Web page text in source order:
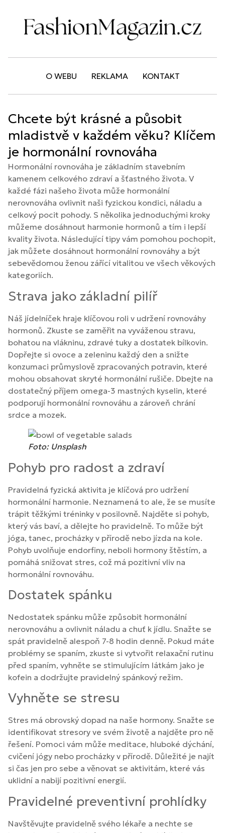
O WEBU REKLAMA KONTAKT
Chcete být krásné a působit
mladistvě v každém věku? Klíčem
je hormonální rovnováha
Hormonální rovnováha je základním stavebním
kamenem celkového zdraví a šťastného života. V
každé fázi našeho života může hormonální
nerovnováha ovlivnit naši fyzickou kondici, náladu a
celkový pocit pohody. S několika jednoduchými kroky
můžeme dosáhnout harmonie hormonů a tím i lepší
kvality života. Následující tipy vám pomohou pochopit,
jak můžete dosáhnout hormonální rovnováhy a být
sebevědomou ženou zářící vitalitou ve všech věkových
kategoriích.
Strava jako základní pilíř
Náš jídelníček hraje klíčovou roli v udržení rovnováhy
hormonů. Zkuste se zaměřit na vyváženou stravu,
bohatou na vlákninu, zdravé tuky a dostatek bílkovin.
Dopřejte si ovoce a zeleninu každý den a snižte
konzumaci průmyslově zpracovaných potravin, které
mohou obsahovat skryté hormonální rušiče. Dbejte na
dostatečný příjem omega-3 mastných kyselin, které
podporují hormonální rovnováhu a zároveň chrání
srdce a mozek.
Foto: Unsplash
Pohyb pro radost a zdraví
Pravidelná fyzická aktivita je klíčová pro udržení
hormonální harmonie. Neznamená to ale, že se musíte
trápit těžkými tréninky v posilovně. Najděte si pohyb,
který vás baví, a dělejte ho pravidelně. To může být
jóga, tanec, procházky v přírodě nebo jízda na kole.
Pohyb uvolňuje endorfiny, neboli hormony štěstím, a
pomáhá snižovat stres, což má pozitivní vliv na
hormonální rovnováhu.
Dostatek spánku
Nedostatek spánku může způsobit hormonální
nerovnováhu a ovlivnit náladu a chuť k jídlu. Snažte se
spát pravidelně alespoň 7-8 hodin denně. Pokud máte
problémy se spaním, zkuste si vytvořit relaxační rutinu
před spaním, vyhněte se stimulujícím látkám jako je
kofein a dodržujte pravidelný spánkový režim.
Vyhněte se stresu
Stres má obrovský dopad na naše hormony. Snažte se
identifikovat stresory ve svém životě a najděte pro ně
řešení. Pomoci vám může meditace, hluboké dýchání,
cvičení jógy nebo procházky v přírodě. Důležité je najít
si čas jen pro sebe a věnovat se aktivitám, které vás
uklidní a nabijí pozitivní energií.
Pravidelné preventivní prohlídky
Navštěvujte pravidelně svého lékaře a nechte se